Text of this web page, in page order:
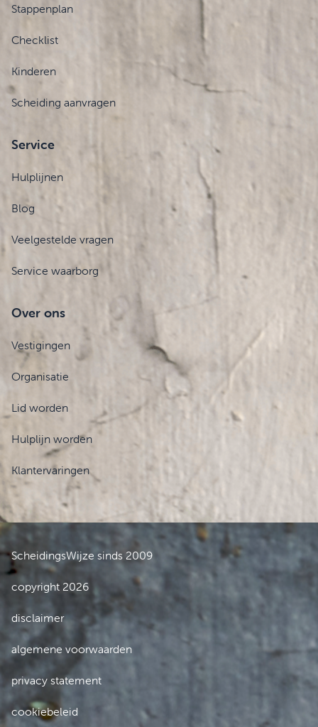
Stappenplan
Checklist
Kinderen
Scheiding aanvragen
Service
Hulplijnen
Blog
Veelgestelde vragen
Service waarborg
Over ons
Vestigingen
Organisatie
Lid worden
Hulplijn worden
Klantervaringen
ScheidingsWijze sinds 2009
copyright 2026
disclaimer
algemene voorwaarden
privacy statement
cookiebeleid